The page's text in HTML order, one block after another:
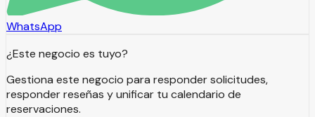
WhatsApp
¿Este negocio es tuyo?
Gestiona este negocio para responder solicitudes,
responder reseñas y unificar tu calendario de
reservaciones.